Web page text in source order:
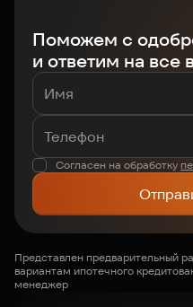
Поможем с
и ответим на все
Согласен на обработку
Представлен предварительный
вариантам ипотечного
менеджер